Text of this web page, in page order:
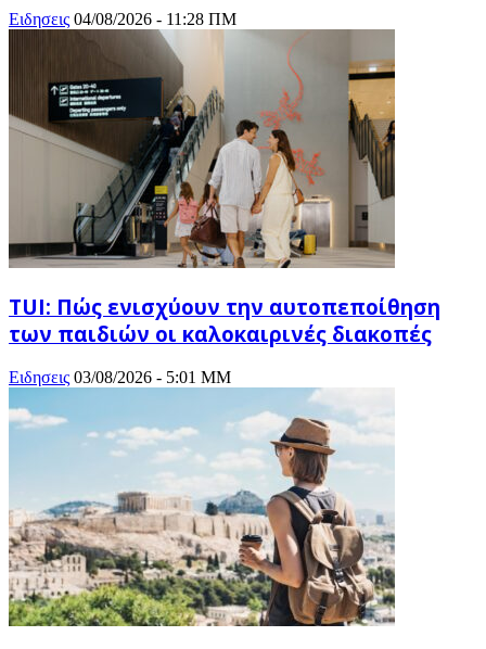
Ειδησεις 04/08/2026 - 11:28 ΠΜ
TUI: Πώς ενισχύουν την αυτοπεποίθηση
των παιδιών οι καλοκαιρινές διακοπές
Ειδησεις 03/08/2026 - 5:01 ΜΜ